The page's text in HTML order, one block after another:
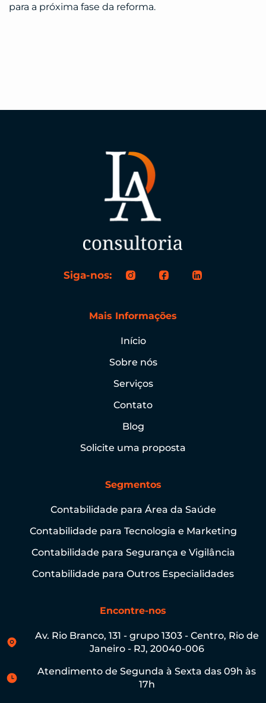
para a próxima fase da reforma.
Siga-nos:
Mais Informações
Início
Sobre nós
Serviços
Contato
Blog
Solicite uma proposta
Segmentos
Contabilidade para Área da Saúde
Contabilidade para Tecnologia e Marketing
Contabilidade para Segurança e Vigilância
Contabilidade para Outros Especialidades
Encontre-nos
Av. Rio Branco, 131 - grupo 1303 - Centro, Rio de
Janeiro - RJ, 20040-006
Atendimento de Segunda à Sexta das 09h às
17h